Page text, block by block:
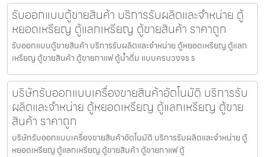
รับออกแบบตู้ขายสินค้า บริการรับผลิตและจำหน่าย ตู้
หยอดเหรียญ ตู้แลกเหรียญ ตู้ขายสินค้า ราคาถูก
รับออกแบบตู้ขายสินค้า บริการรับผลิตและจำหน่าย ตู้หยอดเหรียญ ตู้แลก
เหรียญ ตู้ขายสินค้า ตู้ขายกาแฟ ตู้น้ำดื่ม แบบครบวงจร ร
บริษัทรับออกแบบเครื่องขายสินค้า​อัตโนมัติ บริการรับ
ผลิตและจำหน่าย ตู้หยอดเหรียญ ตู้แลกเหรียญ ตู้ขาย
สินค้า ราคาถูก
บริษัทรับออกแบบเครื่องขายสินค้า​อัตโนมัติ บริการรับผลิตและจำหน่าย ตู้
หยอดเหรียญ ตู้แลกเหรียญ ตู้ขายสินค้า ตู้ขายกาแฟ ตู้